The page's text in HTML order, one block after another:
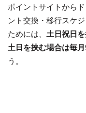
ポイントサイトから
ント交換・移行スケ
ためには、 土日祝日
土日を挟む場合は毎
う。